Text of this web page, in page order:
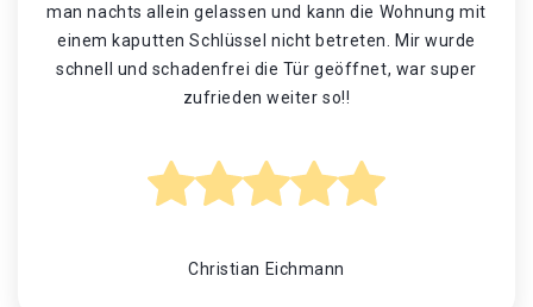
man nachts allein gelassen und kann die Wohnung mit
einem kaputten Schlüssel nicht betreten. Mir wurde
schnell und schadenfrei die Tür geöffnet, war super
zufrieden weiter so!!
Christian Eichmann